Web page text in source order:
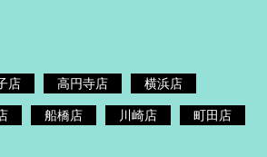
店 高円寺店 横浜店
船橋店 川崎店 町田店